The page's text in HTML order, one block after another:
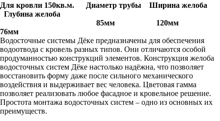
Для кровли 150кв.м.
Диаметр трубы Ширина желоба
Глубина желоба
85мм 120мм
76мм
Водосточные системы Дёке предназначены для обеспечения
водоотвода с кровель разных типов. Они отличаются особой
продуманностью конструкций элементов. Конструкция желоба
водосточных систем Дёке настолько надёжна, что позволяет
восстановить форму даже после сильного механического
воздействия и выдерживает вес человека. Цветовая гамма
позволяет реализовать любое фасадное и кровельное решение.
Простота монтажа водосточных систем – одно из основных их
преимуществ.